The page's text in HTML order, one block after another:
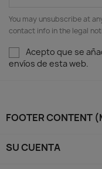
You may unsubscribe at
contact info in the legal
Acepto que se
envíos de esta web.
FOOTER CONTENT
SU CUENTA